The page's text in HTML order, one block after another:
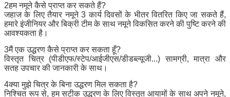
2हम नमूने कैसे प्राप्त कर सकते हैं?
जहाज के लिए तैयार नमूने 3 कार्य दिवसों के भीतर वितरित किए जा सकते हैं,
हमारे इंजीनियर और बिक्री टीम के साथ नमूने विकसित करने की पुष्टि करने की
आवश्यकता है।
3मैं एक उद्धरण कैसे प्राप्त कर सकता हूँ?
विस्तृत चित्र (पीडीएफ/स्टेप/आईजीएस/डीडब्ल्यूजी...) सामग्री, मात्रा और
सतह उपचार की जानकारी के साथ।
4क्या मुझे चित्र के बिना उद्धरण मिल सकता है?
निश्चित रूप से, हम सटीक उद्धरण के लिए विस्तृत आयामों के साथ अपने नमूने,